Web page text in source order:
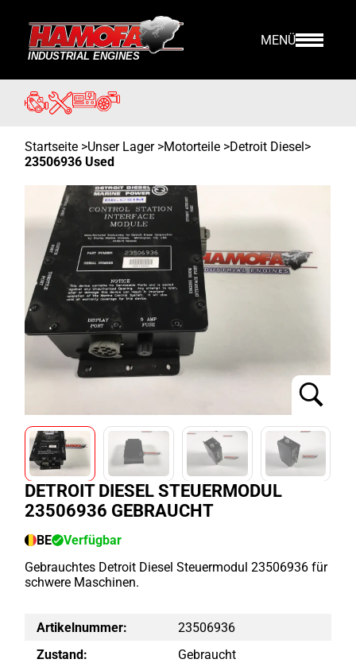
MENÜ
Startseite >Unser Lager>Motorteile >Detroit Diesel>
23506936 Used
DETROIT DIESEL STEUERMODUL
23506936 GEBRAUCHT
BE
Verfügbar
Gebrauchtes Detroit Diesel Steuermodul 23506936 für
schwere Maschinen.
Artikelnummer:
23506936
Zustand:
Gebraucht